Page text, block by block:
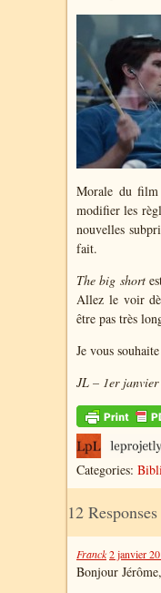
Morale du
modifier les
nouvelles
fait.
The big short
Allez le voir
être pas très
Je vous
JL – 1er janvier
Categories:
12
Franck2 janvier
Bonjour Jérôme,